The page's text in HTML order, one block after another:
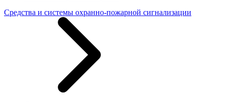
Средства и системы охранно-пожарной сигнализации